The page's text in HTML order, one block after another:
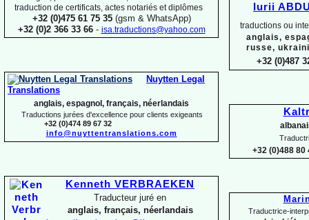
Iurii
traductions ou
anglais,
russe,
+32 (0)487
+32 (0)488 80
Traductrice-
traduction de certificats, actes notariés et diplômes
+32 (0)475 61 75 35(gsm & WhatsApp)
+32 (0)2 366 33 66 - isa.traductions@yahoo.com
Nuytten Legal
Translations
anglais, espagnol, français, néerlandais
Traductions jurées d'excellence pour clients exigeants
+32 (0)474 89 67 32
info@nuyttentranslations.com
Kenneth VERBRAEKEN
Traducteur juré en
anglais, français, néerlandais